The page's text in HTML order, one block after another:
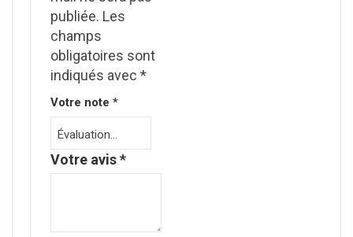
publiée. Les
champs
obligatoires sont
indiqués avec *
Votre note *
Votre avis*